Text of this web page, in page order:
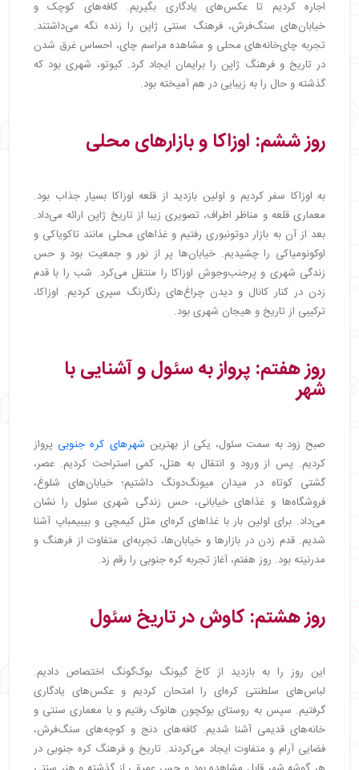
اجاره کردیم تا عکس‌های یادگاری بگیریم. کافه‌های کوچک و
خیابان‌های سنگ‌فرش، فرهنگ سنتی ژاپن را زنده نگه می‌داشتند.
تجربه چای‌خانه‌های محلی و مشاهده مراسم چای، احساس غرق شدن
در تاریخ و فرهنگ ژاپن را برایمان ایجاد کرد. کیوتو، شهری بود که
گذشته و حال را به زیبایی در هم آمیخته بود.
روز ششم: اوزاکا و بازارهای محلی
به اوزاکا سفر کردیم و اولین بازدید از قلعه اوزاکا بسیار جذاب بود.
معماری قلعه و مناظر اطراف، تصویری زیبا از تاریخ ژاپن ارائه می‌داد.
بعد از آن به بازار دوتونبوری رفتیم و غذاهای محلی مانند تاکویاکی و
اوکونومیاکی را چشیدیم. خیابان‌ها پر از نور و جمعیت بود و حس
زندگی شهری و پرجنب‌وجوش اوزاکا را منتقل می‌کرد. شب را با قدم
زدن در کنار کانال و دیدن چراغ‌های رنگارنگ سپری کردیم. اوزاکا،
ترکیبی از تاریخ و هیجان شهری بود.
روز هفتم: پرواز به سئول و آشنایی با
شهر
صبح زود به سمت سئول، یکی از بهترین شهرهای کره جنوبی پرواز
کردیم. پس از ورود و انتقال به هتل، کمی استراحت کردیم. عصر،
گشتی کوتاه در میدان میونگ‌دونگ داشتیم؛ خیابان‌های شلوغ،
فروشگاه‌ها و غذاهای خیابانی، حس زندگی شهری سئول را نشان
می‌داد. برای اولین بار با غذاهای کره‌ای مثل کیمچی و بیبیمباپ آشنا
شدیم. قدم زدن در بازارها و خیابان‌ها، تجربه‌ای متفاوت از فرهنگ و
مدرنیته بود. روز هفتم، آغاز تجربه کره جنوبی را رقم زد.
روز هشتم: کاوش در تاریخ سئول
این روز را به بازدید از کاخ گیونگ بوک‌گونگ اختصاص دادیم.
لباس‌های سلطنتی کره‌ای را امتحان کردیم و عکس‌های یادگاری
گرفتیم. سپس به روستای بوکچون هانوک رفتیم و با معماری سنتی و
خانه‌های قدیمی آشنا شدیم. کافه‌های دنج و کوچه‌های سنگ‌فرش،
فضایی آرام و متفاوت ایجاد می‌کردند. تاریخ و فرهنگ کره جنوبی در